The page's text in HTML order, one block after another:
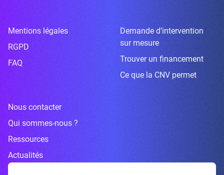
Mentions légales
RGPD
FAQ
Demande d’intervention
sur mesure
Trouver un financement
Ce que la CNV permet
Nous contacter
Qui sommes-nous ?
Ressources
Actualités